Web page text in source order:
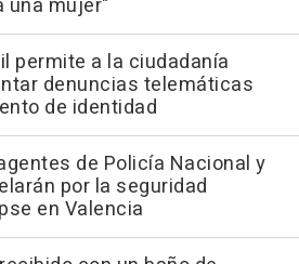
una mujer"
permite a la ciudadanía
denuncias telemáticas
de identidad
de Policía Nacional y
por la seguridad
en Valencia